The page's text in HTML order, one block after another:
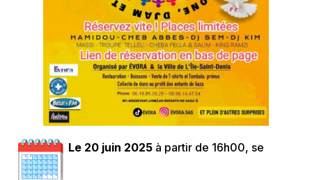
Le 20 juin 2025 à partir de 16h00, se